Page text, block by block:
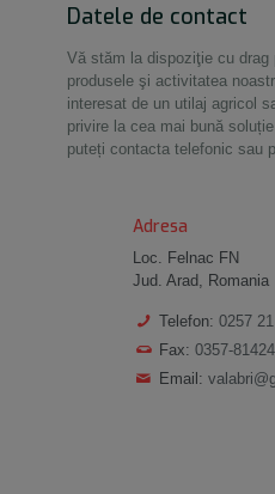
Datele de contact
Vă stăm la dispoziţie cu drag
produsele şi activitatea
interesat de un utilaj agricol
privire la cea mai bună
puteți contacta telefonic sau
Adresa
Loc. Felnac FN
Jud. Arad, Romania
Telefon:0257
Fax:0357-
Email: